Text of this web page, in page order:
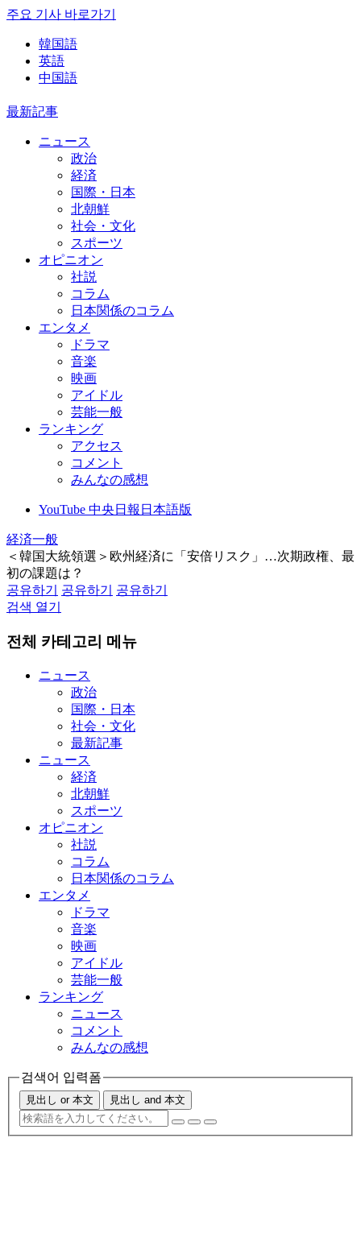
주요 기사 바로가기
韓国語
英語
中国語
最新記事
ニュース
政治
経済
国際・日本
北朝鮮
社会・文化
スポーツ
オピニオン
社説
コラム
日本関係のコラム
エンタメ
ドラマ
音楽
映画
アイドル
芸能一般
ランキング
アクセス
コメント
みんなの感想
YouTube 中央日報日本語版
経済一般
＜韓国大統領選＞欧州経済に「安倍リスク」…次期政権、最
初の課題は？
공유하기
공유하기
공유하기
검색 열기
전체 카테고리 메뉴
ニュース
政治
国際・日本
社会・文化
最新記事
ニュース
経済
北朝鮮
スポーツ
オピニオン
社説
コラム
日本関係のコラム
エンタメ
ドラマ
音楽
映画
アイドル
芸能一般
ランキング
ニュース
コメント
みんなの感想
검색어 입력폼
見出し or 本文 見出し and 本文